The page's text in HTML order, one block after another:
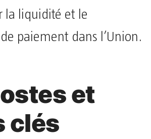
la liquidité et le
paiement dans l’Union.
et
clés